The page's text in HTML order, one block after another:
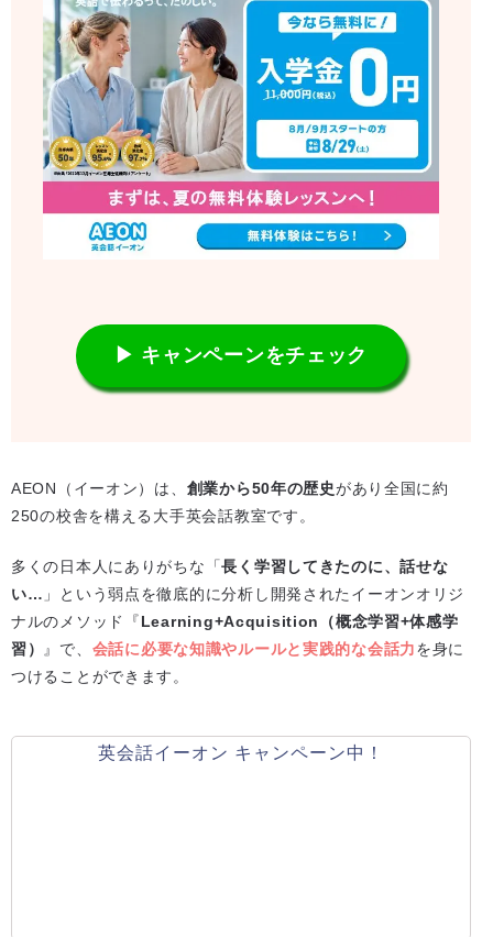
▶ キャンペーンをチェック
AEON（イーオン）は、 創業から50年の歴史があり全国に約
250の校舎を構える大手英会話教室です。
多くの日本人にありがちな「長く学習してきたのに、話せな
い… 」という弱点を徹底的に分析し開発されたイーオンオリジ
ナルのメソッド『Learning+Acquisition（概念学習+体感学
習）
』で、 会話に必要な知識やルールと実践的な会話力を身に
つけることができます。
英会話イーオン キャンペーン中！